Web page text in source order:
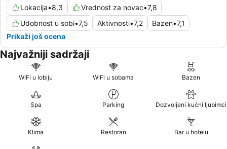
Lokacija•8,3 Vrednost za novac•7,8
Udobnost u sobi•7,5 Aktivnosti•7,2 Bazen•7,1
Prikaži još ocena
Najvažniji sadržaji
WiFi u lobiju WiFi u sobama Bazen
Spa Parking Dozvoljeni kućni ljubimci
Klima Restoran Bar u hotelu